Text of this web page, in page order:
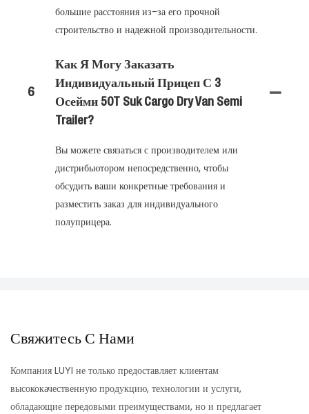
большие расстояния из-за его прочной
строительство и надежной производительности.
6
Как Я Могу Заказать
Индивидуальный Прицеп С 3
Осейми 50T Suk Cargo Dry Van Semi
Trailer?
Вы можете связаться с производителем или
дистрибьютором непосредственно, чтобы
обсудить ваши конкретные требования и
разместить заказ для индивидуального
полуприцера.
Свяжитесь С Нами
Компания LUYI не только предоставляет клиентам
высококачественную продукцию, технологии и услуги,
обладающие передовыми преимуществами, но и предлагает